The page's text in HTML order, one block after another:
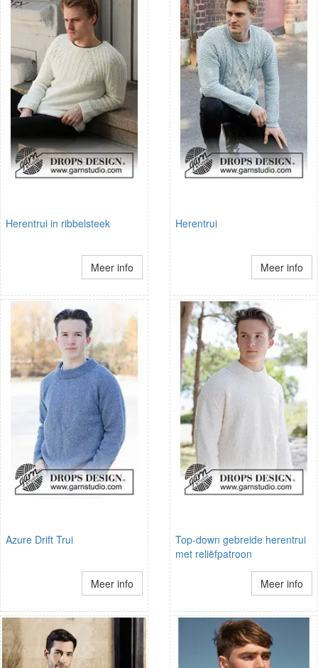
Herentrui in ribbelsteek
Meer info
Herentrui
Meer info
Azure Drift Trui
Meer info
Top-down gebreide herentrui
met reliëfpatroon
Meer info